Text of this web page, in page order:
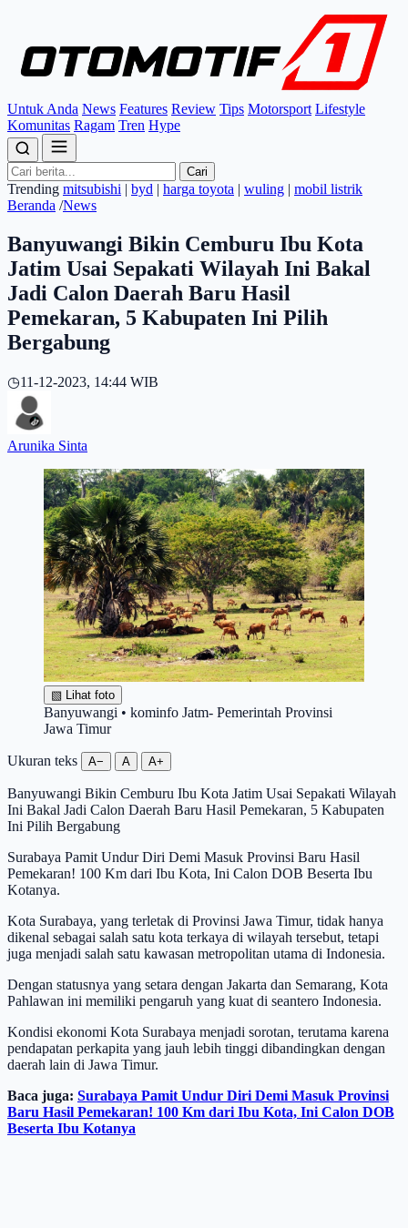
Untuk Anda News Features Review Tips Motorsport Lifestyle
Komunitas Ragam Tren Hype
Cari
Trending mitsubishi | byd | harga toyota | wuling | mobil listrik
Beranda /News
Banyuwangi Bikin Cemburu Ibu Kota
Jatim Usai Sepakati Wilayah Ini Bakal
Jadi Calon Daerah Baru Hasil
Pemekaran, 5 Kabupaten Ini Pilih
Bergabung
◷11-12-2023, 14:44 WIB
Arunika Sinta
▧ Lihat foto
Banyuwangi • kominfo Jatm- Pemerintah Provinsi
Jawa Timur
Ukuran teks A− A A+
Banyuwangi Bikin Cemburu Ibu Kota Jatim Usai Sepakati Wilayah
Ini Bakal Jadi Calon Daerah Baru Hasil Pemekaran, 5 Kabupaten
Ini Pilih Bergabung
Surabaya Pamit Undur Diri Demi Masuk Provinsi Baru Hasil
Pemekaran! 100 Km dari Ibu Kota, Ini Calon DOB Beserta Ibu
Kotanya.
Kota Surabaya, yang terletak di Provinsi Jawa Timur, tidak hanya
dikenal sebagai salah satu kota terkaya di wilayah tersebut, tetapi
juga menjadi salah satu kawasan metropolitan utama di Indonesia.
Dengan statusnya yang setara dengan Jakarta dan Semarang, Kota
Pahlawan ini memiliki pengaruh yang kuat di seantero Indonesia.
Kondisi ekonomi Kota Surabaya menjadi sorotan, terutama karena
pendapatan perkapita yang jauh lebih tinggi dibandingkan dengan
daerah lain di Jawa Timur.
Baca juga: Surabaya Pamit Undur Diri Demi Masuk Provinsi
Baru Hasil Pemekaran! 100 Km dari Ibu Kota, Ini Calon DOB
Beserta Ibu Kotanya